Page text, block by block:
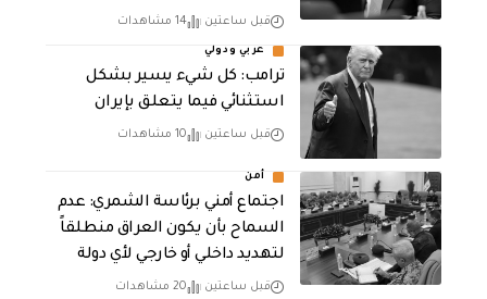
قبل ساعتين 14 مشاهدات
عربي ودولي
ترامب: كل شيء يسير بشكل
استثنائي فيما يتعلق بإيران
قبل ساعتين 10 مشاهدات
أمن
اجتماع أمني برئاسة الشمري: عدم
السماح بأن يكون العراق منطلقاً
لتهديد داخلي أو خارجي لأي دولة
قبل ساعتين 20 مشاهدات